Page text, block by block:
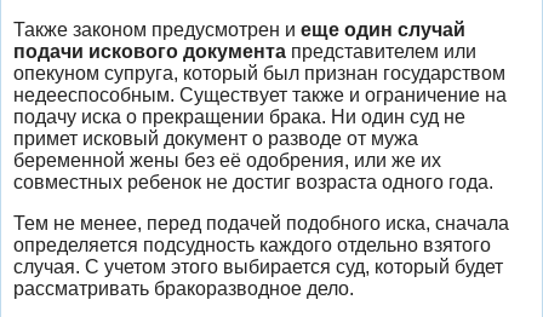
Также законом предусмотрен и еще один случай
подачи искового документа представителем или
опекуном супруга, который был признан государством
недееспособным. Существует также и ограничение на
подачу иска о прекращении брака. Ни один суд не
примет исковый документ о разводе от мужа
беременной жены без её одобрения, или же их
совместных ребенок не достиг возраста одного года.
Тем не менее, перед подачей подобного иска, сначала
определяется подсудность каждого отдельно взятого
случая. С учетом этого выбирается суд, который будет
рассматривать бракоразводное дело.